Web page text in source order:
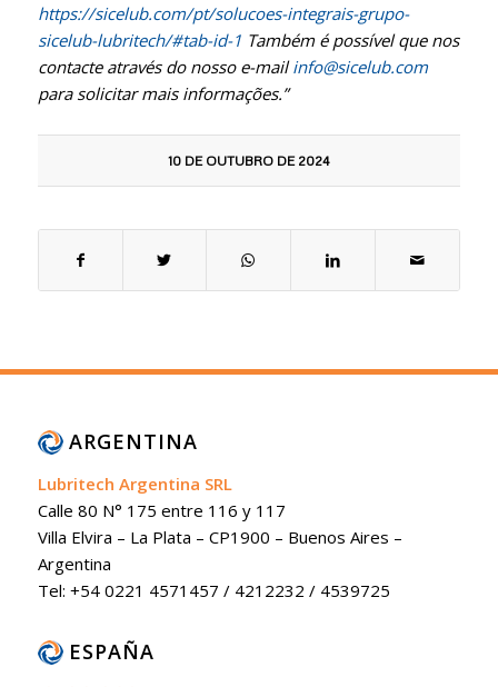
https://sicelub.com/pt/solucoes-integrais-grupo-
sicelub-lubritech/#tab-id-1 Também é possível que nos
contacte através do nosso e-mailinfo@sicelub.com
para solicitar mais informações.”
10 DE OUTUBRO DE 2024
ARGENTINA
Lubritech Argentina SRL
Calle 80 N° 175 entre 116 y 117
Villa Elvira – La Plata – CP1900 – Buenos Aires –
Argentina
Tel: +54 0221 4571457 / 4212232 / 4539725
ESPAÑA